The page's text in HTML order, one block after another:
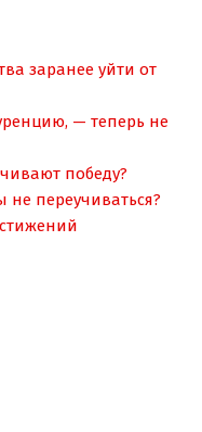
заранее уйти от
— теперь не
победу?
не переучиваться?